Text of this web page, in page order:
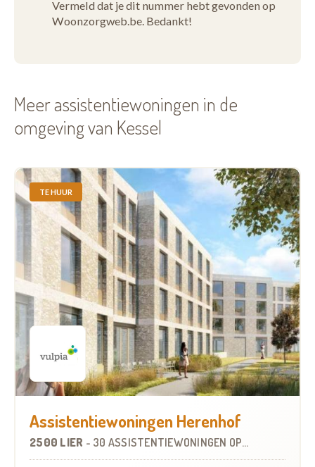
Vermeld dat je dit nummer hebt gevonden op
Woonzorgweb.be. Bedankt!
Meer assistentiewoningen in de
omgeving van Kessel
TE HUUR
Assistentiewoningen Herenhof
2500 LIER - 30 ASSISTENTIEWONINGEN OP 4.8 KM